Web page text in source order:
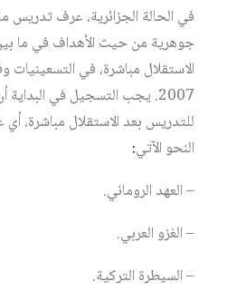
في الحالة الجزائرية، عرف تدريس
جوهرية من حيث الأهداف في ما بين
2007. يجب التسجيل في
النحو الآتي:
– العهد الروماني.
– الغزو العربي.
– السيطرة التركية.